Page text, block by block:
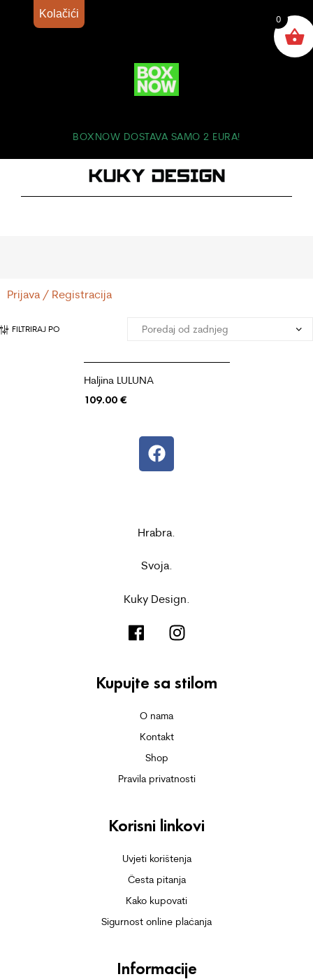
BOXNOW DOSTAVA SAMO 2 EURA!
Prijava / Registracija
FILTRIRAJ PO
Haljina LULUNA
109.00 €
Hrabra.
Svoja.
Kuky Design.
Kupujte sa stilom
O nama
Kontakt
Shop
Pravila privatnosti
Korisni linkovi
Uvjeti korištenja
Česta pitanja
Kako kupovati
Sigurnost online plaćanja
Informacije
0
Kolačići